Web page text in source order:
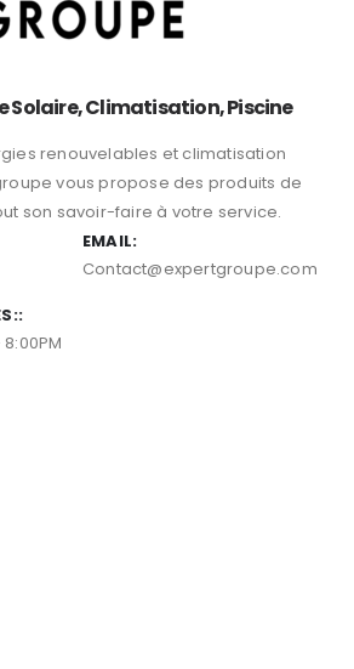
Solaire, Climatisation, Piscine
renouvelables et climatisation
vous propose des produits de
son savoir-faire à votre service.
EMAIL:
Contact@expertgroupe.com